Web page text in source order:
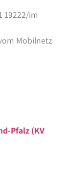
19222/im
Mobilnetz
Pfalz (KV